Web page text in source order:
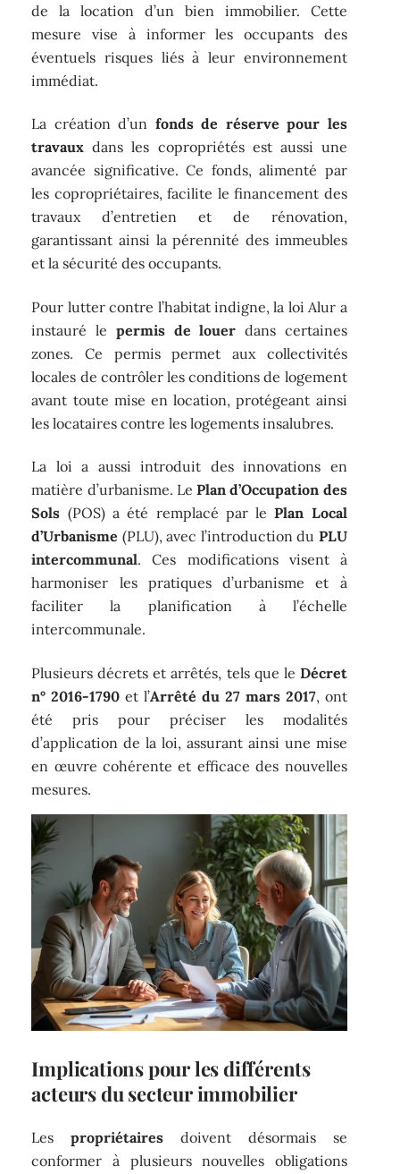
de la location d’un bien immobilier. Cette
mesure vise à informer les occupants des
éventuels risques liés à leur environnement
immédiat.
La création d’un fonds de réserve pour les
travaux dans les copropriétés est aussi une
avancée significative. Ce fonds, alimenté par
les copropriétaires, facilite le financement des
travaux d’entretien et de rénovation,
garantissant ainsi la pérennité des immeubles
et la sécurité des occupants.
Pour lutter contre l’habitat indigne, la loi Alur a
instauré le permis de louer dans certaines
zones. Ce permis permet aux collectivités
locales de contrôler les conditions de logement
avant toute mise en location, protégeant ainsi
les locataires contre les logements insalubres.
La loi a aussi introduit des innovations en
matière d’urbanisme. LePlan d’Occupation des
Sols (POS) a été remplacé par lePlan Local
d’Urbanisme (PLU), avec l’introduction du PLU
intercommunal. Ces modifications visent à
harmoniser les pratiques d’urbanisme et à
faciliter la planification à l’échelle
intercommunale.
Plusieurs décrets et arrêtés, tels que le Décret
n° 2016-1790 et l’Arrêté du 27 mars 2017, ont
été pris pour préciser les modalités
d’application de la loi, assurant ainsi une mise
en œuvre cohérente et efficace des nouvelles
mesures.
Implications pour les différents
acteurs du secteur immobilier
Lespropriétaires doivent désormais se
conformer à plusieurs nouvelles obligations